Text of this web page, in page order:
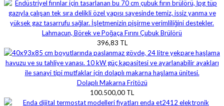
Lahmacun, Börek ve Poğaça Fırını Çubuk Brülörü
396,83 TL
Dolaplı Makarna Fritözü
100.500,00 TL